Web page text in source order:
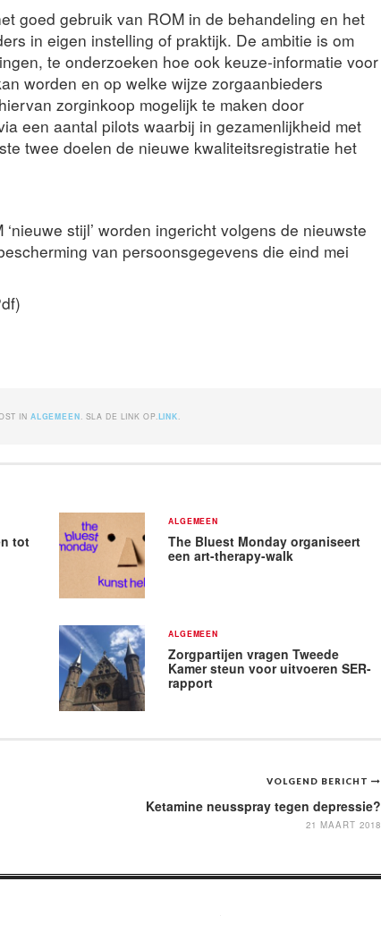
goed gebruik van ROM in de behandeling en het
in eigen instelling of praktijk. De ambitie is om
te onderzoeken hoe ook keuze-informatie voor
worden en op welke wijze zorgaanbieders
zorginkoop mogelijk te maken door
een aantal pilots waarbij in gezamenlijkheid met
twee doelen de nieuwe kwaliteitsregistratie het
stijl’ worden ingericht volgens de nieuwste
van persoonsgegevens die eind mei
IN ALGEMEEN . SLA DE LINK OP. LINK
tot
ALGEMEEN
The Bluest Monday organiseert
een art-therapy-walk
ALGEMEEN
Zorgpartijen vragen Tweede
Kamer steun voor uitvoeren SER-
rapport
VOLGEND BERICHT
Ketamine neusspray tegen depressie?
21 MAART 2018